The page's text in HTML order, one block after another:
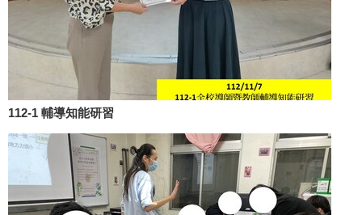
112-1 輔導知能研習